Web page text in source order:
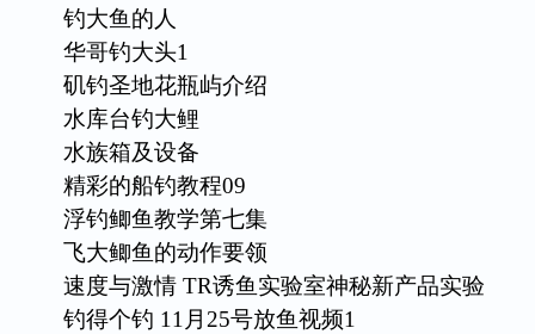
钓大鱼的人
华哥钓大头1
矶钓圣地花瓶屿介绍
水库台钓大鲤
水族箱及设备
精彩的船钓教程09
浮钓鲫鱼教学第七集
飞大鲫鱼的动作要领
速度与激情 TR诱鱼实验室神秘新产品实验
钓得个钓 11月25号放鱼视频1